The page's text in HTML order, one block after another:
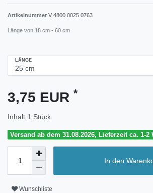
Artikelnummer V 4800 0025 0763
Länge von 18 cm - 60 cm
LÄNGE
3,75 EUR *
Inhalt 1 Stück
Versand ab dem 31.08.2026, Lieferzeit ca. 1-2
In den
Wunschliste